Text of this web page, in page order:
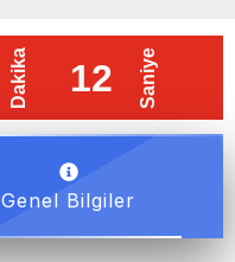
Erken Kayıt Son
Genel Bilgiler